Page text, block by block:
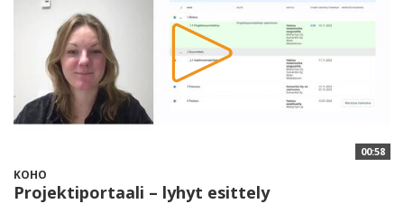
00:58
KOHO
Projektiportaali – lyhyt esittely